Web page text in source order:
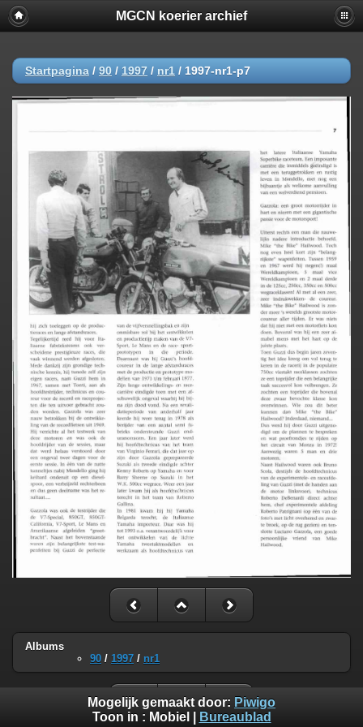
MGCN koerier archief
Startpagina / 90 / 1997 / nr1 / 1997-nr1-p7
Albums
90 / 1997 / nr1
Mogelijk gemaakt door: Piwigo
Toon in : Mobiel Bureaublad